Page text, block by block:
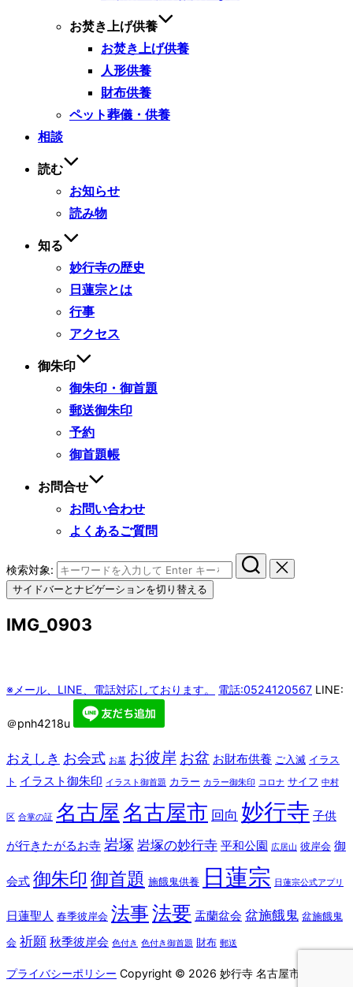
お焚き上げ供養
お焚き上げ供養
人形供養
財布供養
ペット葬儀・供養
相談
読む
お知らせ
読み物
知る
妙行寺の歴史
日蓮宗とは
行事
アクセス
御朱印
御朱印・御首題
郵送御朱印
予約
御首題帳
お問合せ
お問い合わせ
よくあるご質問
検索対象:
サイドバーとナビゲーションを切り替える
IMG_0903
※メール、LINE、電話対応しております。 電話:0524120567 LINE:
＠pnh4218u
おえしき お会式 お墓 お彼岸 お盆 お財布供養 ご入滅 イラス
ト イラスト御朱印 イラスト御首題 カラー カラー御朱印 コロナ サイフ 中村
区 合掌の証 名古屋名古屋市 回向 妙行寺 子供
が行きたがるお寺 岩塚 岩塚の妙行寺 平和公園 広居山 彼岸会 御
会式 御朱印 御首題 施餓鬼供養 日蓮宗 日蓮宗公式アプリ
日蓮聖人 春季彼岸会 法事法要 盂蘭盆会 盆施餓鬼 盆施餓鬼
会 祈願 秋季彼岸会 色付き 色付き御首題 財布 郵送
プライバシーポリシー Copyright © 2026 妙行寺 名古屋市 中村区